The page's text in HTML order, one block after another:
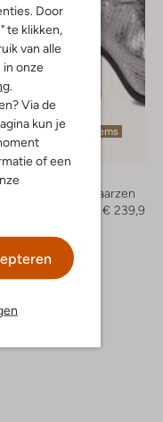
Door
te klikken,
van alle
in onze
Via de
kun je
of een
Laatste items
Cowboylaarzen
€ 239,99